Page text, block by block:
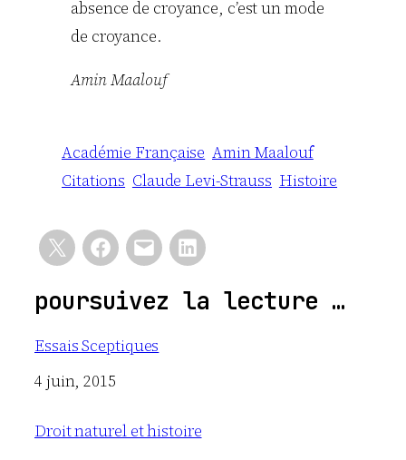
absence de croyance, c’est un mode
de croyance.
Amin Maalouf
Académie Française Amin Maalouf
Citations Claude Levi-Strauss Histoire
poursuivez la lecture …
Essais Sceptiques
Date
4 juin, 2015
Droit naturel et histoire